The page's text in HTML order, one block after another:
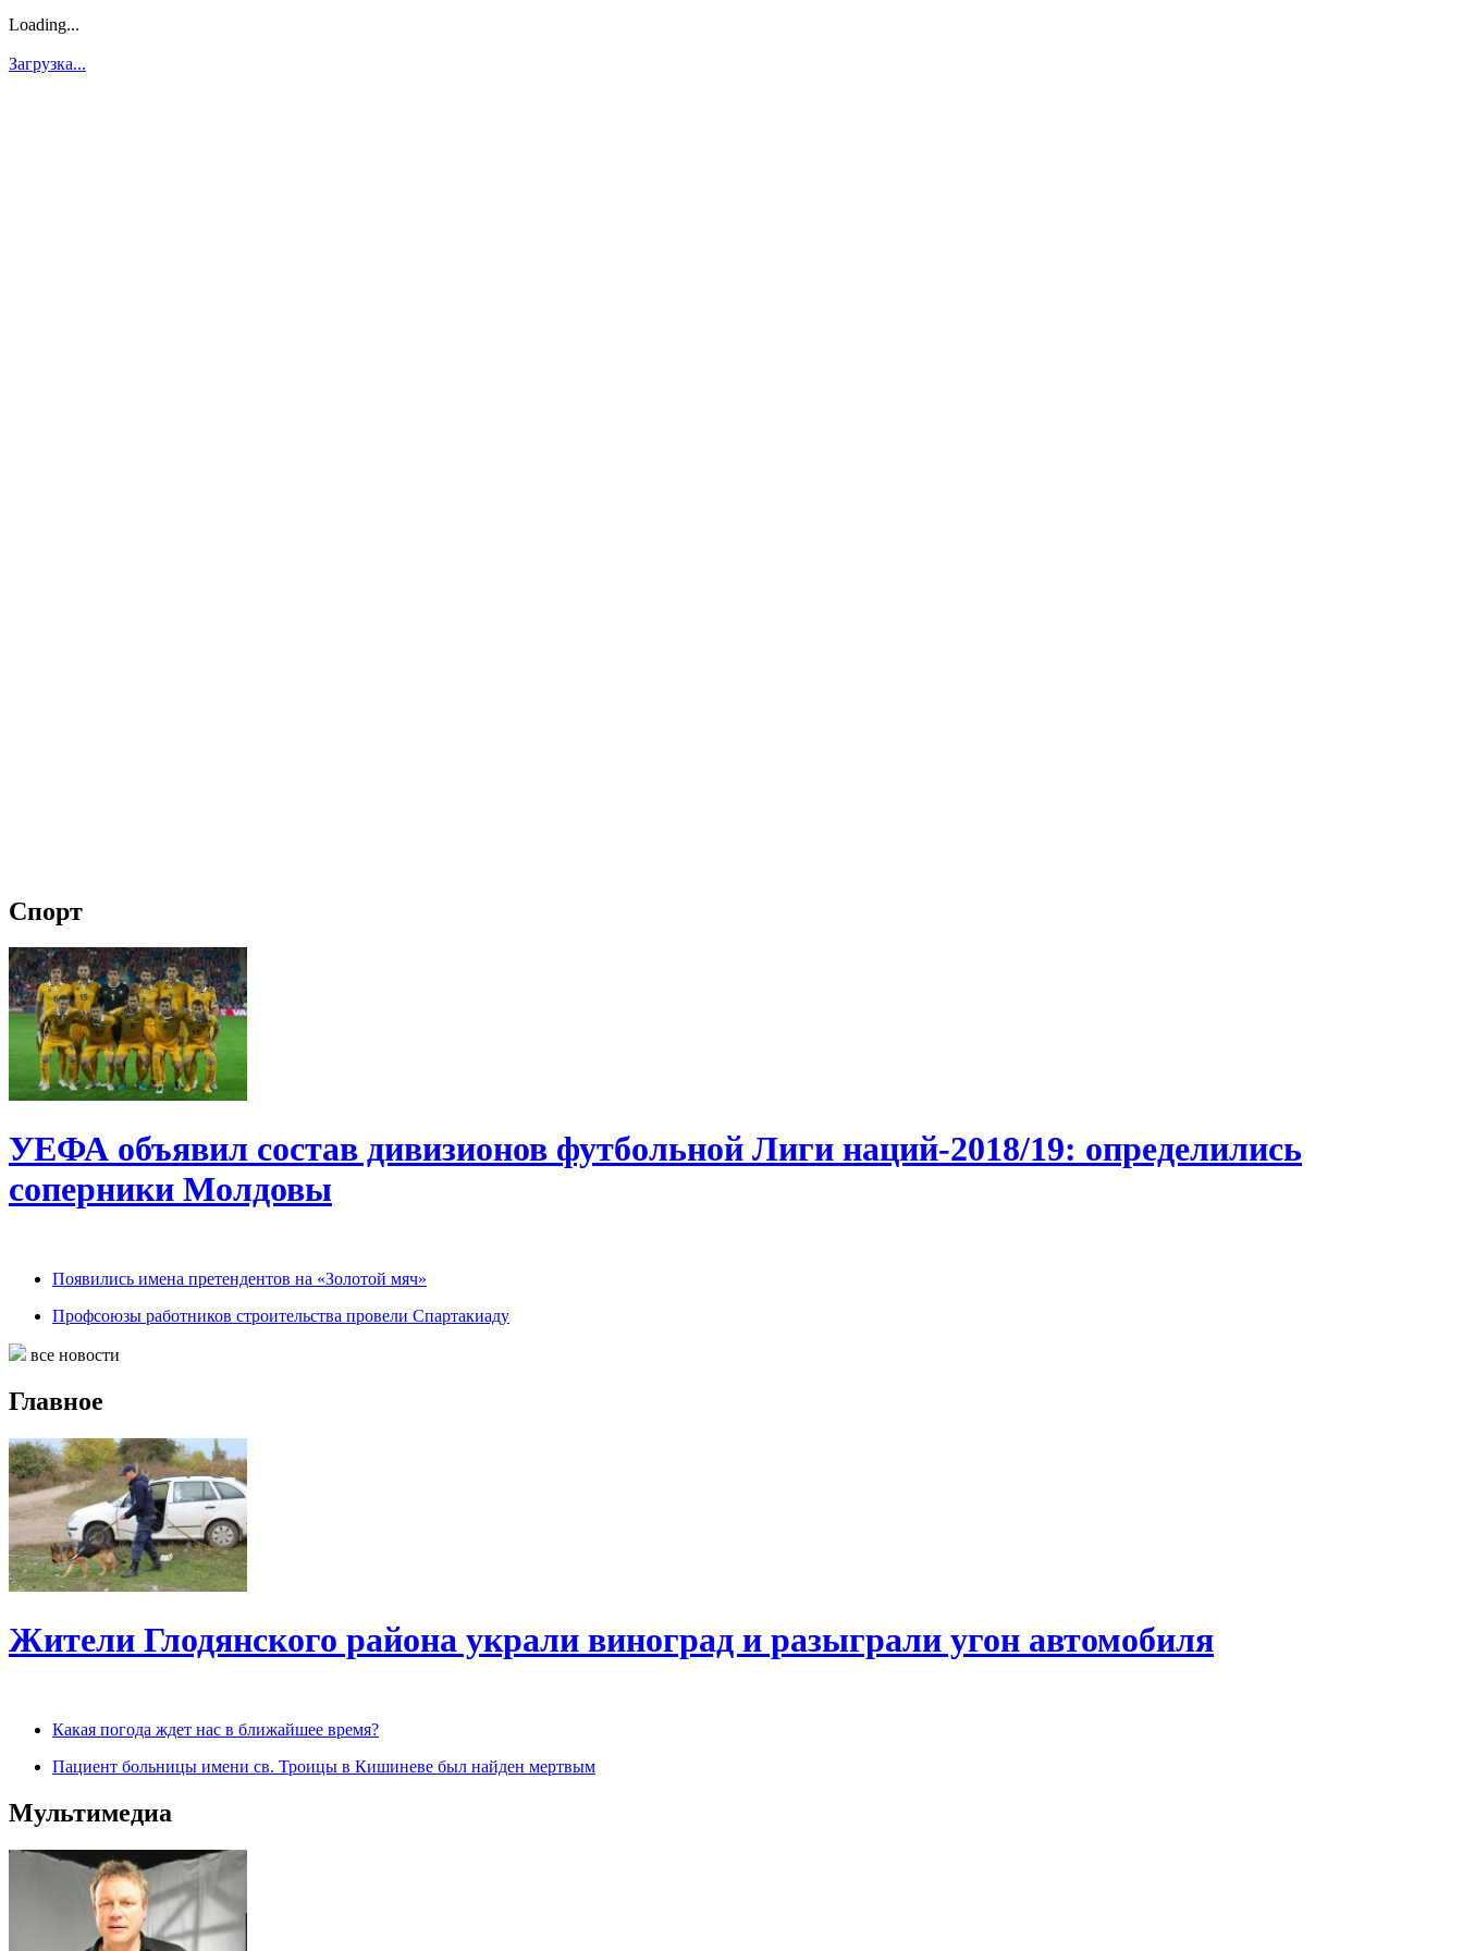
Loading...
Загрузка...
Спорт
УЕФА объявил состав дивизионов футбольной Лиги наций-2018/19: определились
соперники Молдовы
Появились имена претендентов на «Золотой мяч»
Профсоюзы работников строительства провели Спартакиаду
все новости
Главное
Жители Глодянского района украли виноград и разыграли угон автомобиля
Какая погода ждет нас в ближайшее время?
Пациент больницы имени св. Троицы в Кишиневе был найден мертвым
Мультимедиа